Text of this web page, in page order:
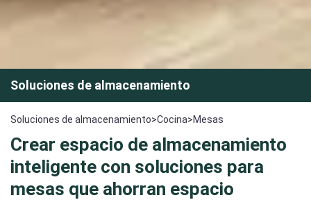
Soluciones de almacenamiento
Soluciones de almacenamiento>Cocina>Mesas
Crear espacio de almacenamiento
inteligente con soluciones para
mesas que ahorran espacio